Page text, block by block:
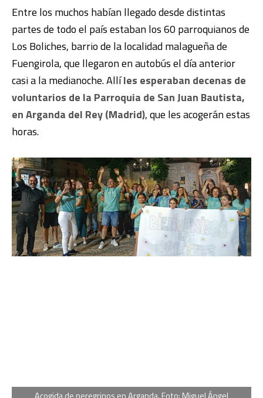
Entre los muchos habían llegado desde distintas
partes de todo el país estaban los 60 parroquianos de
Los Boliches, barrio de la localidad malagueña de
Fuengirola, que llegaron en autobús el día anterior
casi a la medianoche. Allíles esperaban decenas de
voluntarios de la Parroquia de San Juan Bautista,
en Arganda del Rey (Madrid), que les acogerán estas
horas.